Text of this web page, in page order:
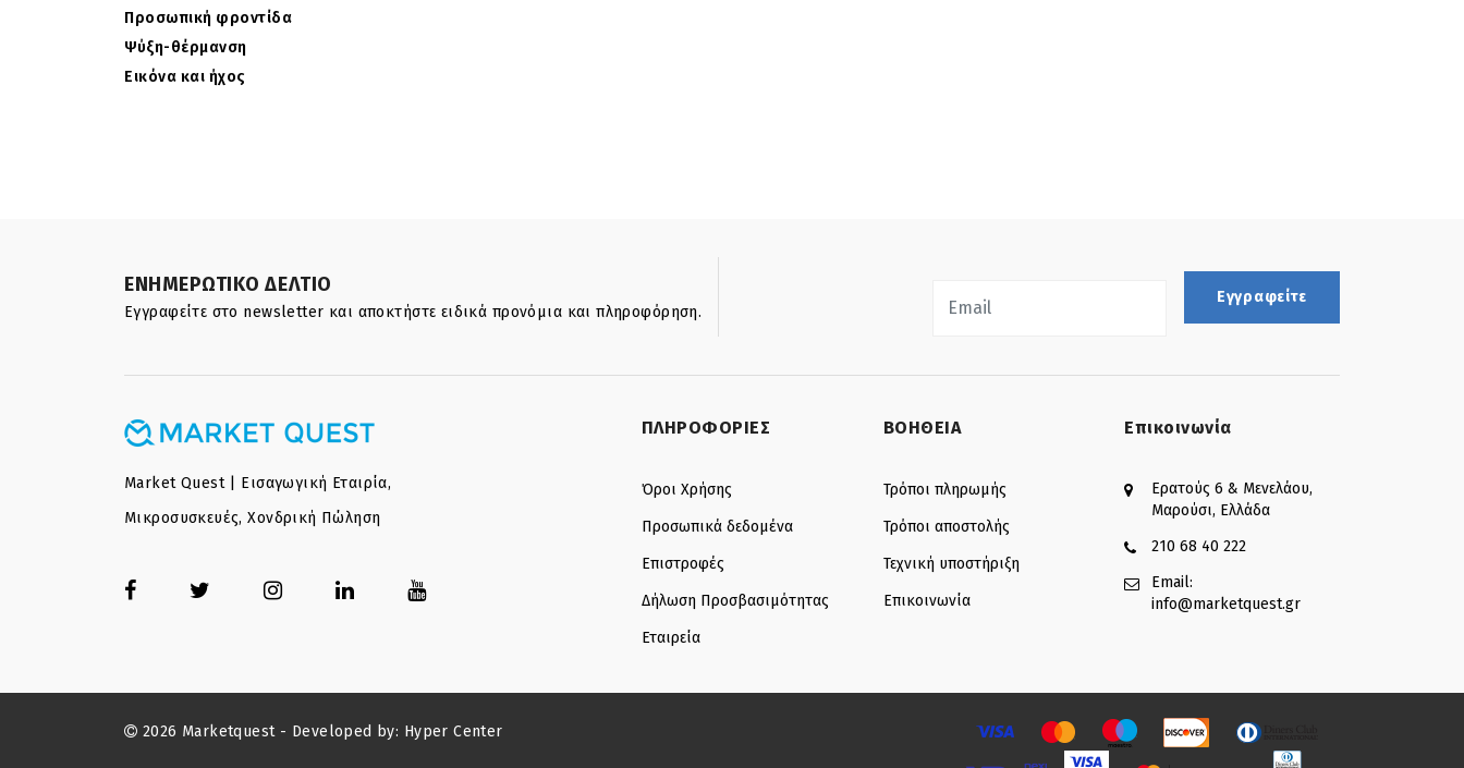
Προσωπική φροντίδα
Ψύξη-θέρμανση
Εικόνα και ήχος
ΕΝΗΜΕΡΩΤΙΚΟ ΔΕΛΤΙΟ
Εγγραφείτε στο newsletter και αποκτήστε ειδικά προνόμια και πληροφόρηση.
Εγγραφείτε
Market Quest | Εισαγωγική Εταιρία,
Μικροσυσκευές, Χονδρική Πώληση
ΠΛΗΡΟΦΟΡΙΕΣ
Όροι Χρήσης
Προσωπικά δεδομένα
Επιστροφές
Δήλωση Προσβασιμότητας
Εταιρεία
ΒΟΗΘΕΙΑ
Τρόποι πληρωμής
Τρόποι αποστολής
Τεχνική υποστήριξη
Επικοινωνία
Επικοινωνία
Ερατούς 6 & Μενελάου,
Μαρούσι, Ελλάδα
210 68 40 222
Email:
info@marketquest.gr
2026 Marketquest - Developed by: Hyper Center